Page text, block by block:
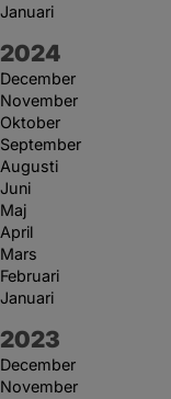
Januari
År:
2024
December
November
Oktober
September
Augusti
Juni
Maj
April
Mars
Februari
Januari
År:
2023
December
November